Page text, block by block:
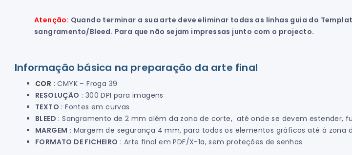
Atenção: Quando terminar a sua arte deve eliminar todas as linhas guia do
sangramento/Bleed. Para que não sejam impressas junto com o projecto.
Informação básica na preparação da arte final
COR : CMYK – Froga 39
RESOLUÇÃO : 300 DPI para imagens
TEXTO : Fontes em curvas
BLEED : Sangramento de 2 mm além da zona de corte, até onde se devem estender,
MARGEM : Margem de segurança 4 mm, para todos os elementos gráficos até á zona
FORMATO DE FICHEIRO : Arte final em PDF/X-1a, sem proteções de senhas